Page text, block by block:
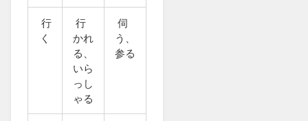
行
く
行
かれ
る、
いら
っし
ゃる
伺
う、
参る